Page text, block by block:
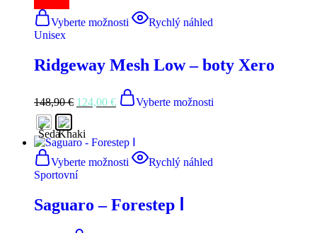
Vyberte možnosti
Rychlý náhled
Unisex
Ridgeway Mesh Low – boty Xero
148,90€ 124,00 € Vyberte možnosti
Vyberte možnosti
Rychlý náhled
Sportovní
Saguaro – Forestep Ⅰ